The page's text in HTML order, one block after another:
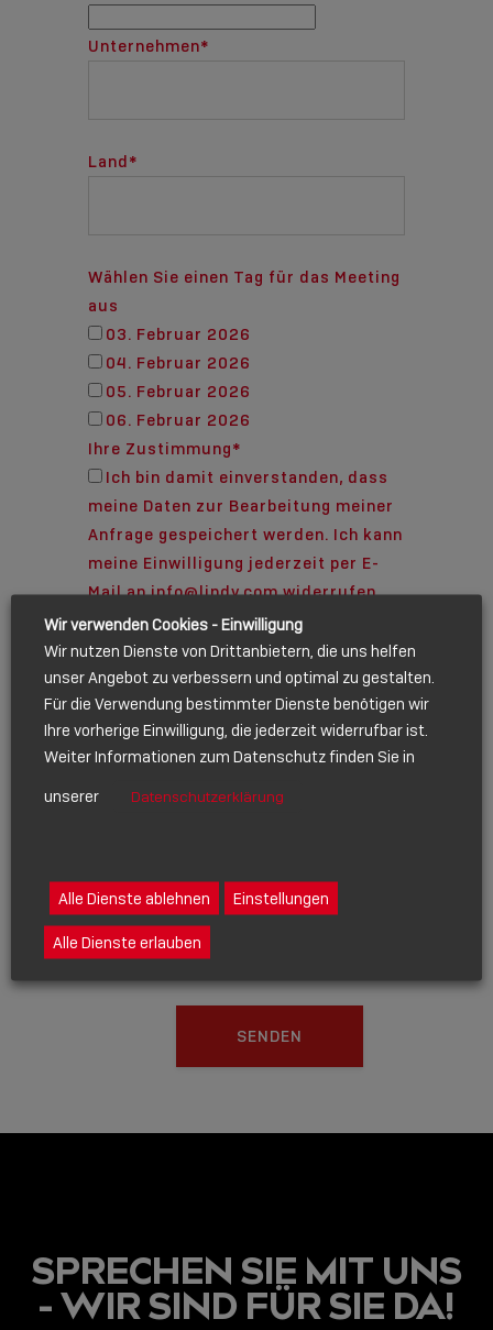
Unternehmen*
Land*
Wählen Sie einen Tag für das Meeting
aus
03. Februar 2026
04. Februar 2026
05. Februar 2026
06. Februar 2026
Ihre Zustimmung*
Ich bin damit einverstanden, dass
meine Daten zur Bearbeitung meiner
Anfrage gespeichert werden. Ich kann
meine Einwilligung jederzeit per E-
Mail an info@lindy.com widerrufen.
Informationen gemäß Art. 13 DSGVO
zur Verarbeitung Ihrer
personenbezogenen Daten im Rahmen
unserer Geschäftsbeziehung erhalten
Sie hier
www.lindy.de/Datenschutzrechtliche-
Informationen
SENDEN
SPRECHEN SIE MIT UNS
- WIR SIND FÜR SIE DA!
Wir verwenden Cookies - Einwilligung
Wir nutzen Dienste von Drittanbietern, die uns helfen
unser Angebot zu verbessern und optimal zu gestalten.
Für die Verwendung bestimmter Dienste benötigen wir
Ihre vorherige Einwilligung, die jederzeit widerrufbar ist.
Weiter Informationen zum Datenschutz finden Sie in
unserer
Datenschutzerklärung
Alle Dienste ablehnen Einstellungen
Alle Dienste erlauben